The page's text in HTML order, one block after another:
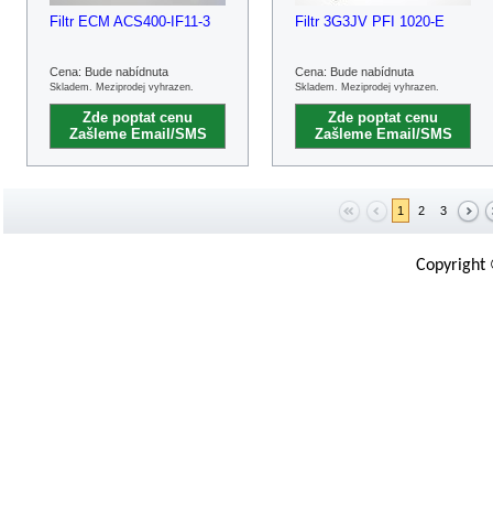
Filtr ECM ACS400-IF11-3
Cena: Bude nabídnuta
Skladem. Meziprodej vyhrazen.
Zde poptat cenu
Zašleme Email/SMS
Filtr 3G3JV PFI 1020-E
Cena: Bude nabídnuta
Skladem. Meziprodej vyhrazen.
Zde poptat cenu
Zašleme Email/SMS
1 2 3
Copyright